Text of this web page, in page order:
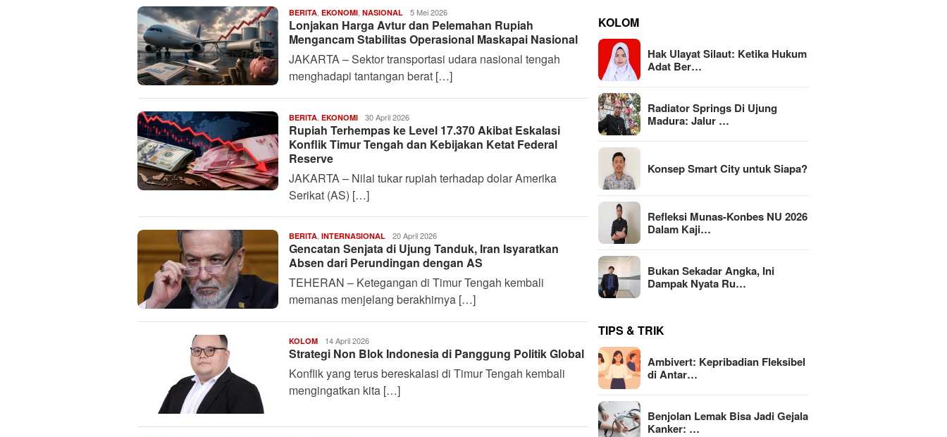
BERITA, EKONOMI, NASIONAL Deffananda
Febrian
S.
P
5 Mei 2026
Lonjakan Harga Avtur dan Pelemahan Rupiah
Mengancam Stabilitas Operasional Maskapai Nasional
JAKARTA – Sektor transportasi udara nasional tengah
menghadapi tantangan berat […]
BERITA, EKONOMI Deffananda
Febrian
S.
P
30 April 2026
Rupiah Terhempas ke Level 17.370 Akibat Eskalasi
Konflik Timur Tengah dan Kebijakan Ketat Federal
Reserve
JAKARTA – Nilai tukar rupiah terhadap dolar Amerika
Serikat (AS) […]
BERITA, INTERNASIONAL Deffananda
Febrian
S.
P
20 April 2026
Gencatan Senjata di Ujung Tanduk, Iran Isyaratkan
Absen dari Perundingan dengan AS
TEHERAN – Ketegangan di Timur Tengah kembali
memanas menjelang berakhirnya […]
KOLOM Harianindo.id
14 April 2026
Strategi Non Blok Indonesia di Panggung Politik Global
Konflik yang terus bereskalasi di Timur Tengah kembali
mengingatkan kita […]
KOLOM
Hak Ulayat Silaut: Ketika Hukum
Adat Ber…
Radiator Springs Di Ujung
Madura: Jalur …
Konsep Smart City untuk Siapa?
Refleksi Munas-Konbes NU 2026
Dalam Kaji…
Bukan Sekadar Angka, Ini
Dampak Nyata Ru…
TIPS & TRIK
Ambivert: Kepribadian Fleksibel
di Antar…
Benjolan Lemak Bisa Jadi Gejala
Kanker: …